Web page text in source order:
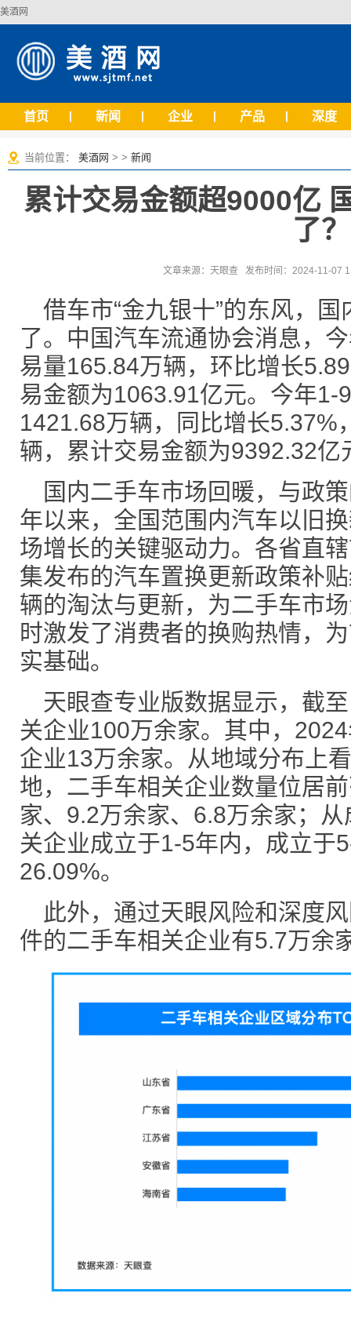
美酒网
首页 新闻 企业 产品 深度
当前位置： 美酒网 > > 新闻
累计交易金额超9000亿
了？
文章来源：天眼查 发布时间：2024-11-07
借车市“金九银十”的东风，
了。中国汽车流通协会消息，
易量165.84万辆，环比增长
易金额为1063.91亿元。今年1-
1421.68万辆，同比增长5.37%
辆，累计交易金额为9392.32亿
国内二手车市场回暖，与政
年以来，全国范围内汽车以旧
场增长的关键驱动力。各省直
集发布的汽车置换更新政策补
辆的淘汰与更新，为二手车市
时激发了消费者的换购热情，
实基础。
天眼查专业版数据显示，截
关企业100万余家。其中，
企业13万余家。从地域分布上
地，二手车相关企业数量位居
家、9.2万余家、6.8万余家；
关企业成立于1-5年内，成立于
26.09%。
此外，通过天眼风险和深度
件的二手车相关企业有5.7万余